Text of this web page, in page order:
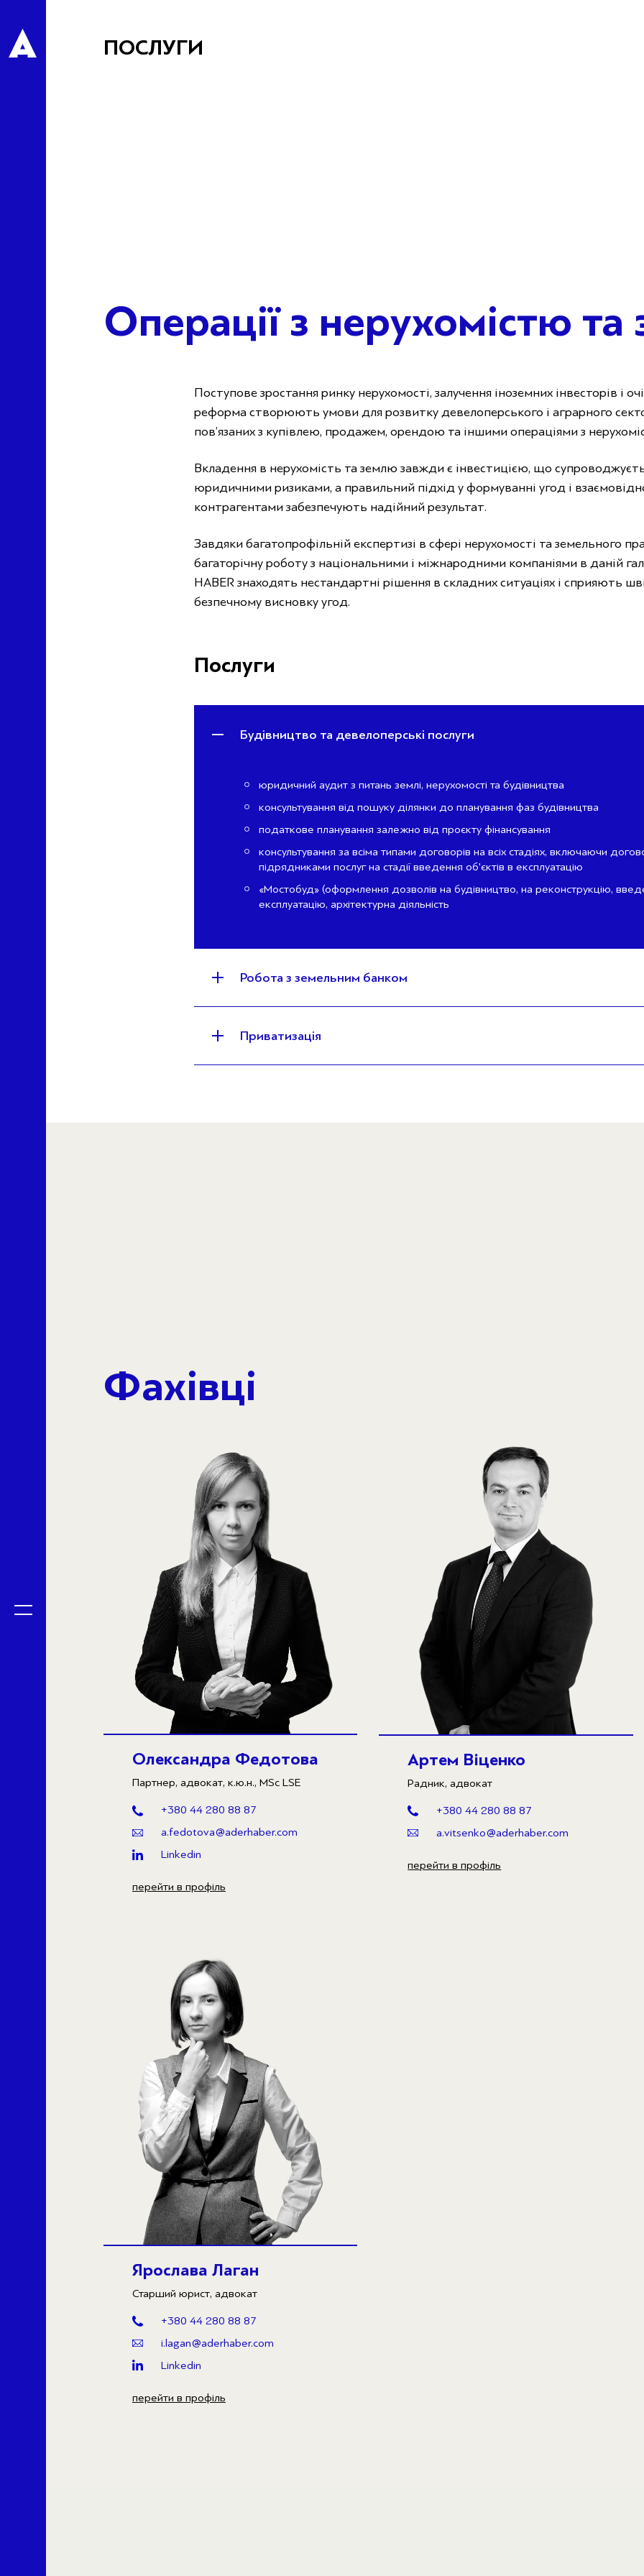
ПОСЛУГИ
Операції з нерухомістю
Поступове зростання ринку нерухомості, залучення іноземних інвесторів і
реформа створюють умови для розвитку девелоперського і аграрного
пов’язаних з купівлею, продажем, орендою та іншими операціями з
Вкладення в нерухомість та землю завжди є інвестицією, що
юридичними ризиками, а правильний підхід у формуванні угод і
контрагентами забезпечують надійний результат.
Завдяки багатопрофільній експертизі в сфері нерухомості та земельного
багаторічну роботу з національними і міжнародними компаніями в даній
HABER знаходять нестандартні рішення в складних ситуаціях і сприяють
безпечному висновку угод.
Послуги
Будівництво та девелоперські послуги
юридичний аудит з питань землі, нерухомості та будівництва
консультування від пошуку ділянки до планування фаз будівництва
податкове планування залежно від проєкту фінансування
консультування за всіма типами договорів на всіх стадіях, включаючи
підрядниками послуг на стадії введення об'єктів в експлуатацію
«Мостобуд» (оформлення дозволів на будівництво, на реконструкцію,
експлуатацію, архітектурна діяльність
Робота з земельним банком
Приватизація
Фахівці
Олександра Федотова
Партнер, адвокат, к.ю.н., MSc LSE
+380 44 280 88 87
a.fedotova@aderhaber.com
Linkedin
перейти в профіль
Артем Віценко
Радник, адвокат
+380 44 280 88 87
a.vitsenko@aderhaber.com
перейти в профіль
Ярослава Лаган
Старший юрист, адвокат
+380 44 280 88 87
i.lagan@aderhaber.com
Linkedin
перейти в профіль